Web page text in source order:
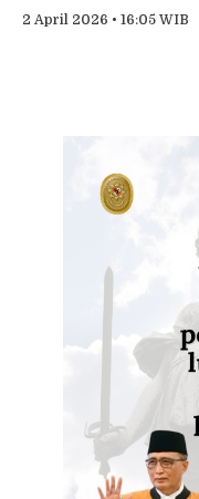
2 April 2026 • 16:05 WIB